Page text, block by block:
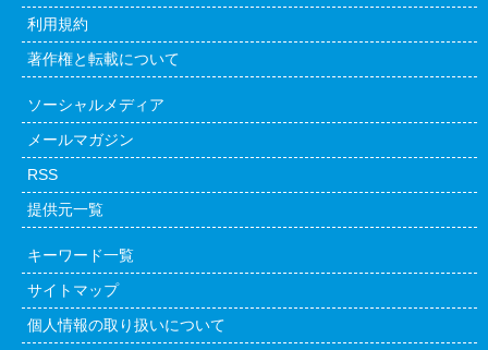
利用規約
著作権と転載について
ソーシャルメディア
メールマガジン
RSS
提供元一覧
キーワード一覧
サイトマップ
個人情報の取り扱いについて